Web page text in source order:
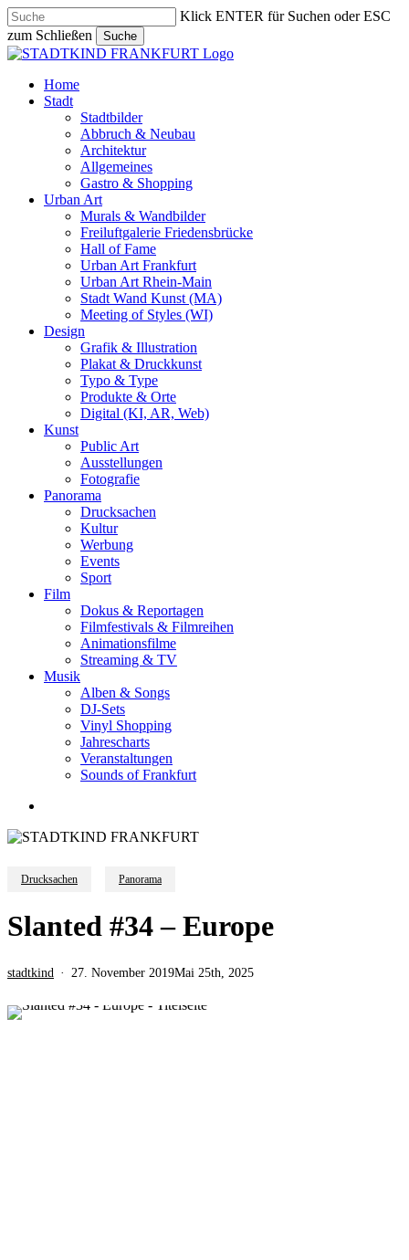
Skip
to
main
content
Klick ENTER für Suchen oder ESC
zum Schließen
Suche
Close
search
Menu
Home
Stadt
Stadtbilder
Abbruch & Neubau
Architektur
Allgemeines
Gastro & Shopping
Urban Art
Murals & Wandbilder
Freiluftgalerie Friedensbrücke
Hall of Fame
Urban Art Frankfurt
Urban Art Rhein-Main
Stadt Wand Kunst (MA)
Meeting of Styles (WI)
Design
Grafik & Illustration
Plakat & Druckkunst
Typo & Type
Produkte & Orte
Digital (KI, AR, Web)
Kunst
Public Art
Ausstellungen
Fotografie
Panorama
Drucksachen
Kultur
Werbung
Events
Sport
Film
Dokus & Reportagen
Filmfestivals & Filmreihen
Animationsfilme
Streaming & TV
Musik
Alben & Songs
DJ-Sets
Vinyl Shopping
Jahrescharts
Veranstaltungen
Sounds of Frankfurt
Drucksachen Panorama
Slanted #34 – Europe
stadtkind 27. November 2019Mai 25th, 2025